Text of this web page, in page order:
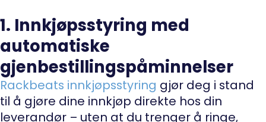
1. Innkjøpsstyring med
automatiske
gjenbestillingspåminnelser
Rackbeats innkjøpsstyring gjør deg i stand
til å gjøre dine innkjøp direkte hos din
leverandør – uten at du trenger å ringe,